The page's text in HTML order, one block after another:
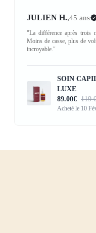
JULIEN H.,45 ans
"La différence après trois
Moins de casse, plus de
incroyable."
SOIN
LUXE
89.00€
Acheté le 10